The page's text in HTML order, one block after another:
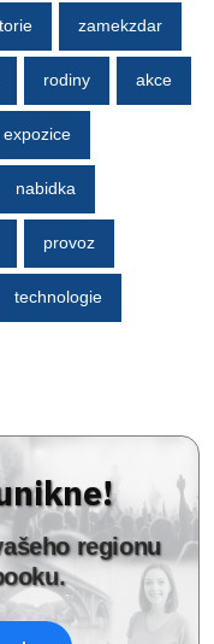
zamekzdar
rodiny akce
expozice
nabidka
provoz
technologie
regionu